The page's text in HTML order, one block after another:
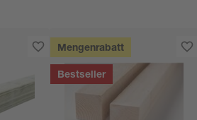
Mengenrabatt
Bestseller